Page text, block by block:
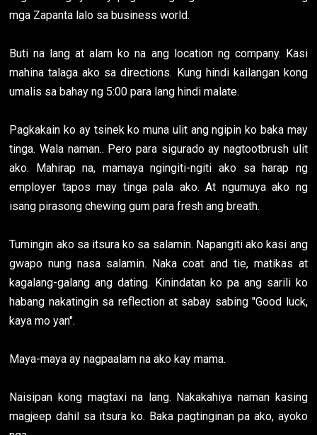
mga Zapanta lalo sa business world.
Buti na lang at alam ko na ang location ng company. Kasi
mahina talaga ako sa directions. Kung hindi kailangan kong
umalis sa bahay ng 5:00 para lang hindi malate.
Pagkakain ko ay tsinek ko muna ulit ang ngipin ko baka may
tinga. Wala naman.. Pero para sigurado ay nagtootbrush ulit
ako. Mahirap na, mamaya ngingiti-ngiti ako sa harap ng
employer tapos may tinga pala ako. At ngumuya ako ng
isang pirasong chewing gum para fresh ang breath.
Tumingin ako sa itsura ko sa salamin. Napangiti ako kasi ang
gwapo nung nasa salamin. Naka coat and tie, matikas at
kagalang-galang ang dating. Kinindatan ko pa ang sarili ko
habang nakatingin sa reflection at sabay sabing "Good luck,
kaya mo yan".
Maya-maya ay nagpaalam na ako kay mama.
Naisipan kong magtaxi na lang. Nakakahiya naman kasing
magjeep dahil sa itsura ko. Baka pagtinginan pa ako, ayoko